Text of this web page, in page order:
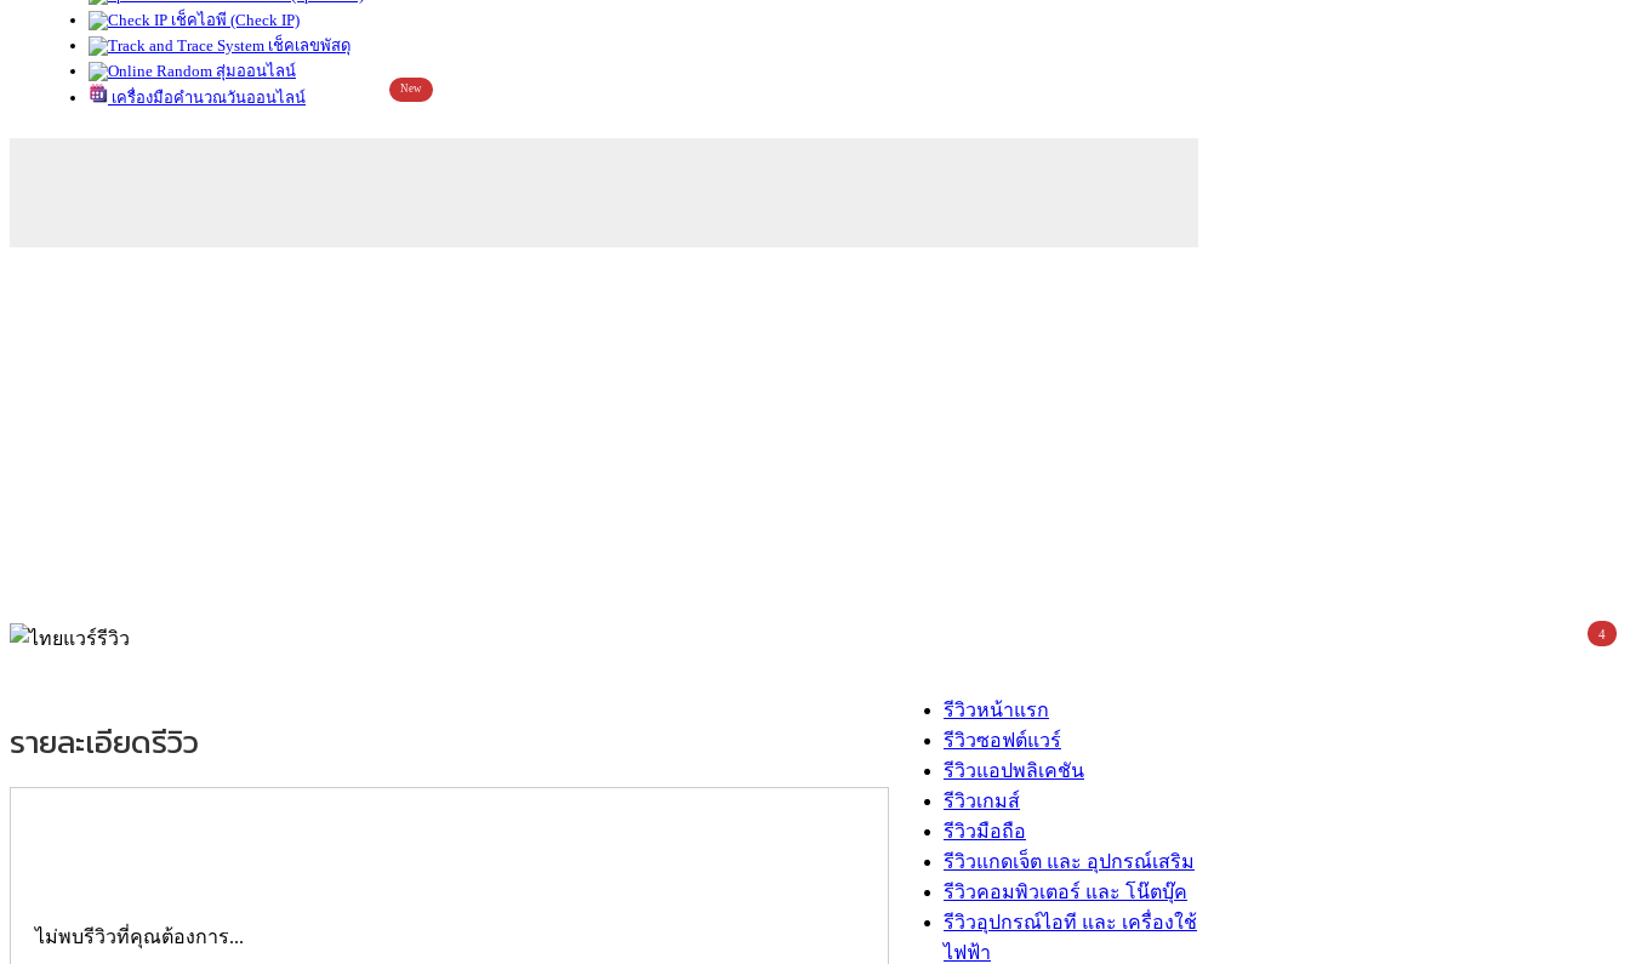
เช็คไอพี (Check IP)
เช็คเลขพัสดุ
สุ่มออนไลน์
เครื่องมือคำนวณวันออนไลน์
New
รายละเอียดรีวิว
ไม่พบรีวิวที่คุณต้องการ...
รีวิวหน้าแรก
รีวิวซอฟต์แวร์
รีวิวแอปพลิเคชัน
รีวิวเกมส์
รีวิวมือถือ
รีวิวแกดเจ็ต และ อุปกรณ์เสริม
รีวิวคอมพิวเตอร์ และ โน๊ตบุ๊ค
รีวิวอุปกรณ์ไอที และ เครื่องใช้
ไฟฟ้า
4